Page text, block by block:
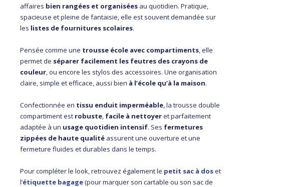
affaires bien rangées et organisées au quotidien. Pratique,
spacieuse et pleine de fantaisie, elle est souvent demandée sur
les listes de fournitures scolaires.
Pensée comme une trousse école avec compartiments, elle
permet de séparer facilement les feutres des crayons de
couleur, ou encore les stylos des accessoires. Une organisation
claire, simple et efficace, aussi bien à l’école qu’à la maison.
Confectionnée en tissu enduit imperméable, la trousse double
compartiment est robuste, facile à nettoyeret parfaitement
adaptée à un usage quotidien intensif. Ses fermetures
zippées de haute qualité assurent une ouverture et une
fermeture fluides et durables dans le temps.
Pour compléter le look, retrouvez également le petit sac à doset
l’étiquette bagage(pour marquer son cartable ou son sac de